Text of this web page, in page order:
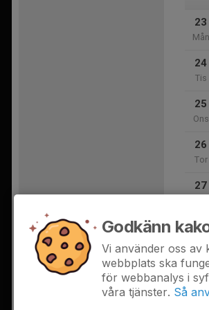
23
Mån
24
Tis
25
Ons
26
Tor
27
28
Godkänn
Vi använder oss
webbplats ska
för webbanalys i
våra tjänster. Så